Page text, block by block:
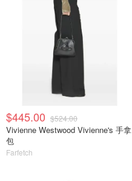
$445.00 $524.00
Vivienne Westwood Vivienne's 手拿
包
Farfetch